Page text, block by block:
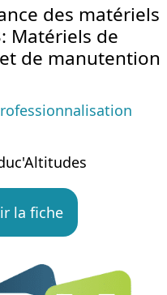
des matériels
Matériels de
de manutention
la fiche